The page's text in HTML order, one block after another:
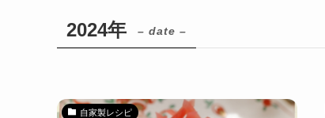
2024年 – date –
自家製レシピ